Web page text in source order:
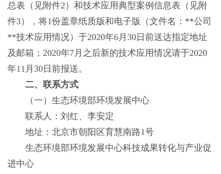
总表（见附件2）和技术应用典型案例信息表（见附
件3），将1份盖章纸质版和电子版（文件名：**公司
**技术应用情况）于2020年6月30日前送达指定地址
及邮箱；2020年7月之后新的技术应用情况请于2020
年11月30日前报送。
二、联系方式
（一）生态环境部环境发展中心
联系人：刘红、李安定
地址：北京市朝阳区育慧南路1号
生态环境部环境发展中心科技成果转化与产业促
进中心